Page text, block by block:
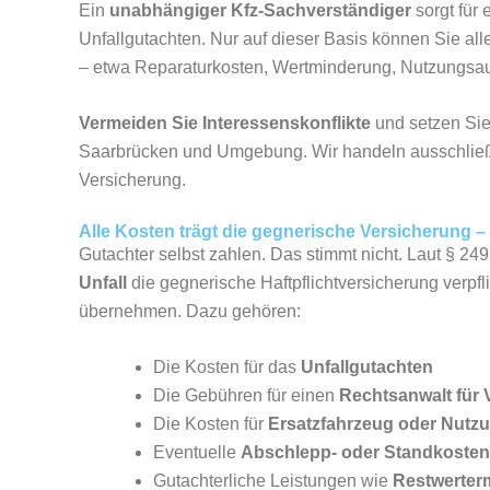
Ein unabhängiger Kfz-Sachverständiger sorgt für
Unfallgutachten. Nur auf dieser Basis können Sie
– etwa Reparaturkosten, Wertminderung,
Vermeiden Sie Interessenskonflikte und setzen
Saarbrücken und Umgebung. Wir handeln
Versicherung.
Alle Kosten trägt die gegnerische Versicherung
Gutachter selbst zahlen. Das stimmt nicht. Laut §
Unfall
die gegnerische Haftpflichtversicherung
übernehmen. Dazu gehören:
Die Kosten für das Unfallgutachten
Die Gebühren für einen Rechtsanwalt für
Die Kosten für Ersatzfahrzeug oder
Eventuelle Abschlepp- oder Standkosten
Gutachterliche Leistungen wie